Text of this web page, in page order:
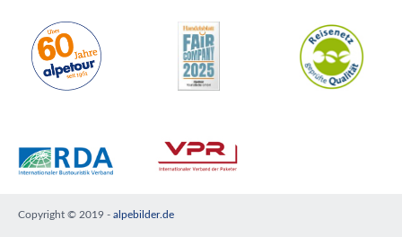
Copyright © 2019 - alpebilder.de